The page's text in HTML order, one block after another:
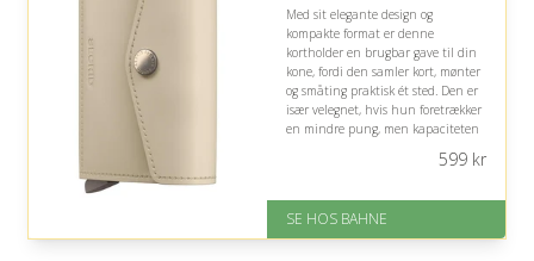
Med sit elegante design og
kompakte format er denne
kortholder en brugbar gave til din
kone, fordi den samler kort, mønter
og småting praktisk ét sted. Den er
især velegnet, hvis hun foretrækker
en mindre pung, men kapaciteten
På lager
Levering: 1-3 hverdage
599kr
SE HOS BAHNE